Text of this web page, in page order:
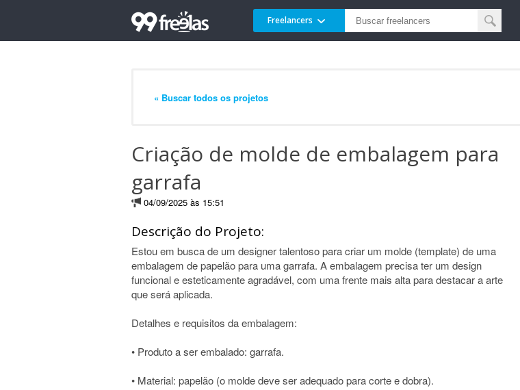
Freelancers
« Buscar todos os projetos
Criação de molde de embalagem para
garrafa
04/09/2025 às 15:51
Descrição do Projeto:
Estou em busca de um designer talentoso para criar um molde (template) de uma
embalagem de papelão para uma garrafa. A embalagem precisa ter um design
funcional e esteticamente agradável, com uma frente mais alta para destacar a arte
que será aplicada.
Detalhes e requisitos da embalagem:
• Produto a ser embalado: garrafa.
• Material: papelão (o molde deve ser adequado para corte e dobra).